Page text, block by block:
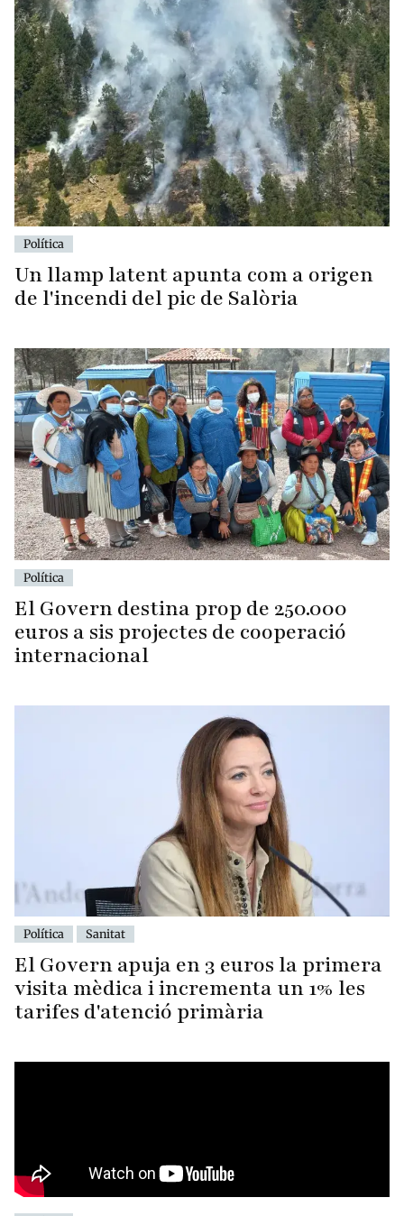
Política
Un llamp latent apunta com a origen
de l'incendi del pic de Salòria
Política
El Govern destina prop de 250.000
euros a sis projectes de cooperació
internacional
Política Sanitat
El Govern apuja en 3 euros la primera
visita mèdica i incrementa un 1% les
tarifes d'atenció primària